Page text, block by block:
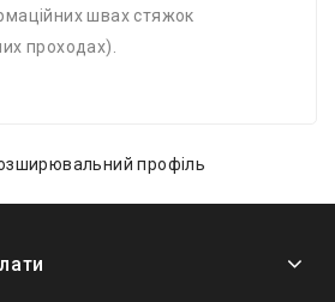
швах стяжок
проходах).
профіль